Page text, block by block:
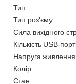
Тип
Тип роз'єму
Сила вихідного
Кількість USB-
Напруга живлення
Колір
Стан